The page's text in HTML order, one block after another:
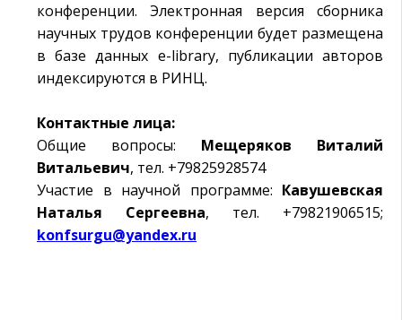
конференции. Электронная версия сборника
научных трудов конференции будет размещена
в базе данных e-library, публикации авторов
индексируются в РИНЦ.
Контактные лица:
Общие вопросы: Мещеряков Виталий
Витальевич, тел. +79825928574
Участие в научной программе: Кавушевская
Наталья Сергеевна, тел. +79821906515;
konfsurgu@yandex.ru